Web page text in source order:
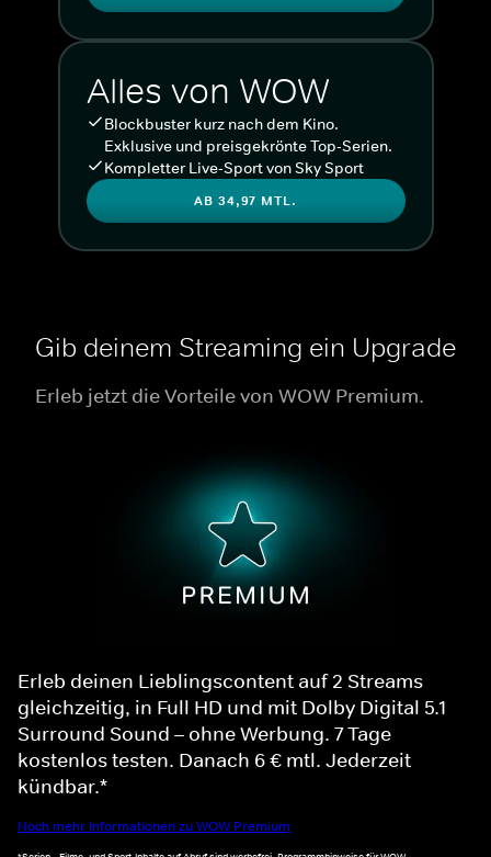
Alles von WOW
Blockbuster kurz nach dem Kino.
Exklusive und preisgekrönte Top-Serien.
Kompletter Live-Sport von Sky Sport
AB 34,97 MTL.
Gib deinem Streaming ein Upgrade
Erleb jetzt die Vorteile von WOW Premium.
Erleb deinen Lieblingscontent auf 2 Streams
gleichzeitig, in Full HD und mit Dolby Digital 5.1
Surround Sound – ohne Werbung. 7 Tage
kostenlos testen. Danach 6 € mtl. Jederzeit
kündbar.*
Noch mehr Informationen zu WOW Premium